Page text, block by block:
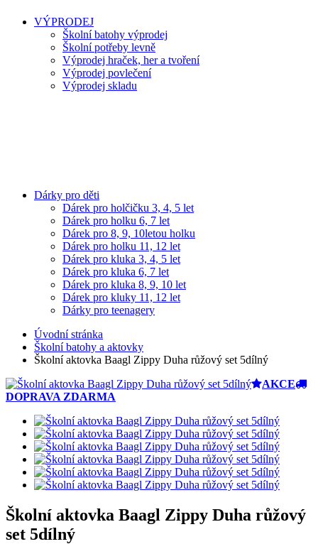
VÝPRODEJ
Školní batohy výprodej
Školní potřeby levně
Výprodej hraček, her a tvoření
Výprodej povlečení
Výprodej skladu
Dárky pro děti
Dárek pro holčičku 3, 4, 5 let
Dárek pro holku 6, 7 let
Dárek pro 8, 9, 10letou holku
Dárek pro holku 11, 12 let
Dárek pro kluka 3, 4, 5 let
Dárek pro kluka 6, 7 let
Dárek pro kluka 8, 9, 10 let
Dárek pro kluky 11, 12 let
Dárky pro teenagery
Úvodní stránka
Školní batohy a aktovky
Školní aktovka Baagl Zippy Duha růžový set 5dílný
AKCE
DOPRAVA ZDARMA
Školní aktovka Baagl Zippy Duha růžový
set 5dílný